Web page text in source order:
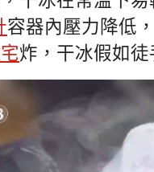
容器內壓力降低
炸，干冰假如